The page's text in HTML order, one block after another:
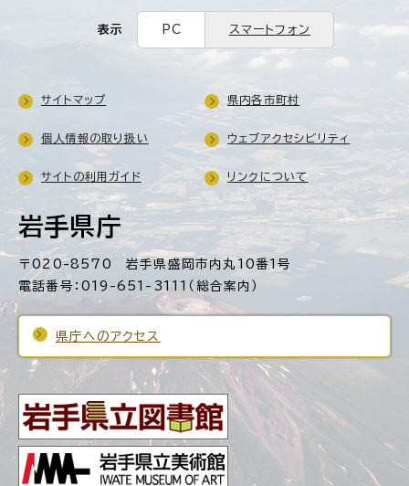
表示 PC スマートフォン
岩手県庁
〒020-8570 岩手県盛岡市内丸10番1号
電話番号：019-651-3111（総合案内）
県庁へのアクセス
サイトマップ 県内各市町村
個人情報の取り扱い ウェブアクセシビリティ
サイトの利用ガイド リンクについて